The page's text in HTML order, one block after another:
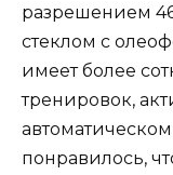
разрешением
стеклом с
имеет более
тренировок,
понравилось,